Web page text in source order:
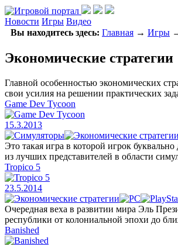
Новости Игры Видео
Вы находитесь здесь: Главная → Игры
Экономические стратегии
Главной особенностью экономических
свои усилия на решении практических
Game Dev Tycoon
15.3.2013
Это такая игра в которой игрок
из лучших представителей в области
Tropico 5
23.5.2014
Очередная веха в развитии мира Эль
республики от колониальной эпохи до
Banished